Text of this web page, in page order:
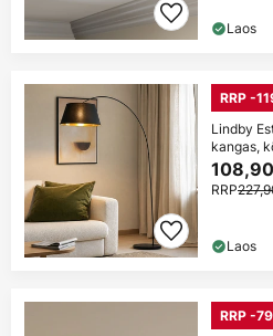
Laos
RRP -
Lindby
kangas,
RRP
Laos
RRP -